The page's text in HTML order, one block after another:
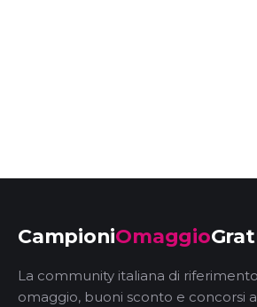
CampioniOmaggio
La community italiana di
omaggio, buoni sconto e concorsi